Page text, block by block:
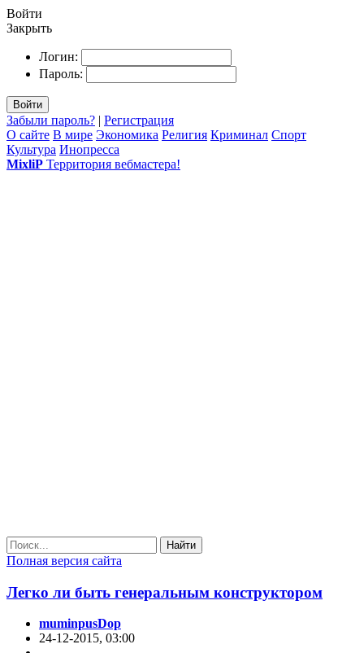
Войти
Закрыть
Логин:
Пароль:
Войти
Забыли пароль? | Регистрация
О сайте В мире Экономика Религия Криминал Спорт
Культура Инопресса
MixliP Территория вебмастера!
Найти
Полная версия сайта
Легко ли быть генеральным конструктором
muminpusDop
24-12-2015, 03:00